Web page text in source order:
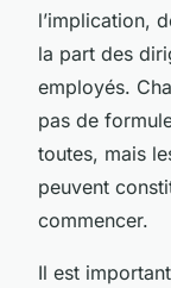
l’implication,
la part des
employés.
pas de
toutes, mais
peuvent
commencer.
Il est